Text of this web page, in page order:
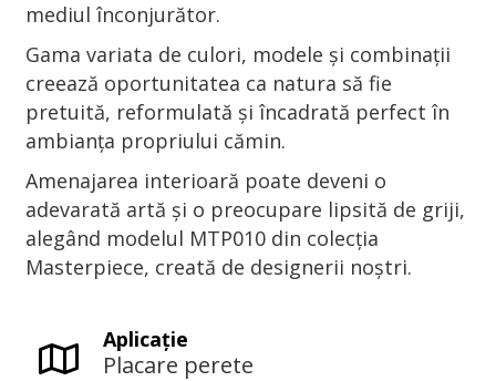
mediul înconjurător.
Gama variata de culori, modele și combinații
creează oportunitatea ca natura să fie
pretuită, reformulată și încadrată perfect în
ambianța propriului cămin.
Amenajarea interioară poate deveni o
adevarată artă și o preocupare lipsită de griji,
alegând modelul MTP010 din colecția
Masterpiece, creată de designerii noștri.
Aplicaţie
Placare perete